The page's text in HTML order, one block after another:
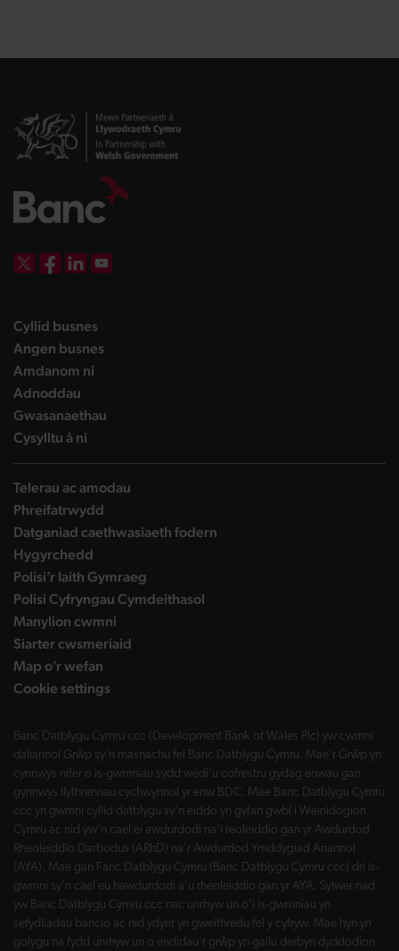
Cyllid busneslanding page
Angen busneslanding page
Amdanom ni
Adnoddau
Gwasanaethau
Cysylltu â ni
Telerau ac amodau
Phreifatrwydd
Datganiad caethwasiaeth fodern
Hygyrchedd
Polisi’r Iaith Gymraeg
Polisi Cyfryngau Cymdeithasol
Manylion cwmni
Siarter cwsmeriaid
Map o’r wefan
Cookie settings
Banc Datblygu Cymru ccc (Development Bank of Wales Plc) yw cwmni
daliannol Grŵp sy'n masnachu fel Banc Datblygu Cymru. Mae'r Grŵp yn
cynnwys nifer o is-gwmnïau sydd wedi'u cofrestru gydag enwau gan
gynnwys llythrennau cychwynnol yr enw BDC. Mae Banc Datblygu Cymru
ccc yn gwmni cyllid datblygu sy'n eiddo yn gyfan gwbl i Weinidogion
Cymru ac nid yw'n cael ei awdurdodi na'i reoleiddio gan yr Awdurdod
Rheoleiddio Darbodus (ARhD) na'r Awdurdod Ymddygiad Ariannol
(AYA). Mae gan Fanc Datblygu Cymru (Banc Datblygu Cymru ccc) dri is-
gwmni sy'n cael eu hawdurdodi a'u rheoleiddio gan yr AYA. Sylwer nad
yw Banc Datblygu Cymru ccc nac unrhyw un o'i is-gwmnïau yn
sefydliadau bancio ac nid ydynt yn gweithredu fel y cyfryw. Mae hyn yn
golygu na fydd unrhyw un o endidau'r grŵp yn gallu derbyn dyddodion